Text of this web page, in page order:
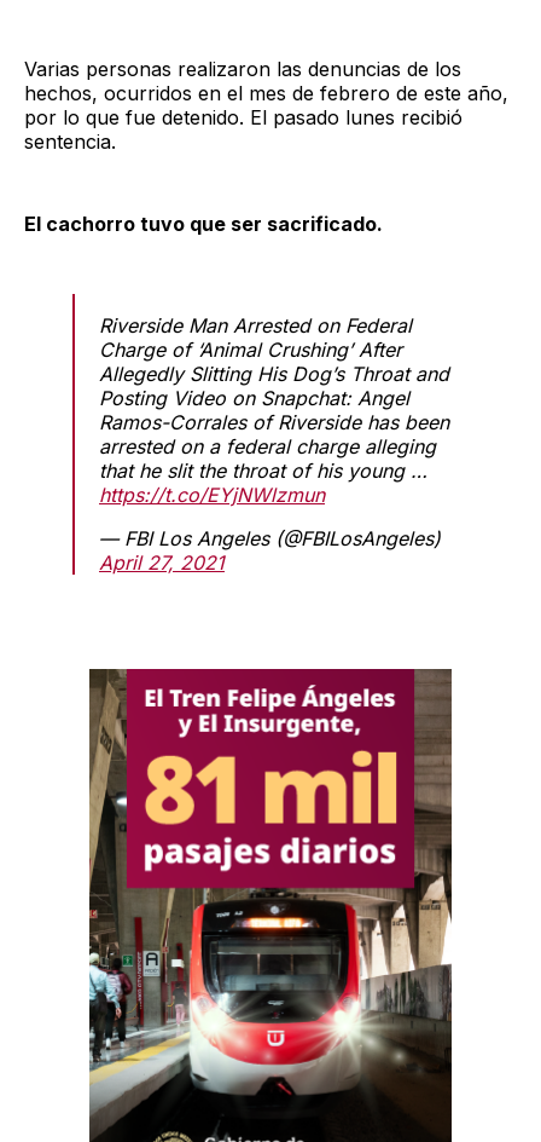
Varias personas realizaron las denuncias de los
hechos, ocurridos en el mes de febrero de este año,
por lo que fue detenido. El pasado lunes recibió
sentencia.
El cachorro tuvo que ser sacrificado.
Riverside Man Arrested on Federal
Charge of ‘Animal Crushing’ After
Allegedly Slitting His Dog’s Throat and
Posting Video on Snapchat: Angel
Ramos-Corrales of Riverside has been
arrested on a federal charge alleging
that he slit the throat of his young …
https://t.co/EYjNWlzmun
— FBI Los Angeles (@FBILosAngeles)
April 27, 2021